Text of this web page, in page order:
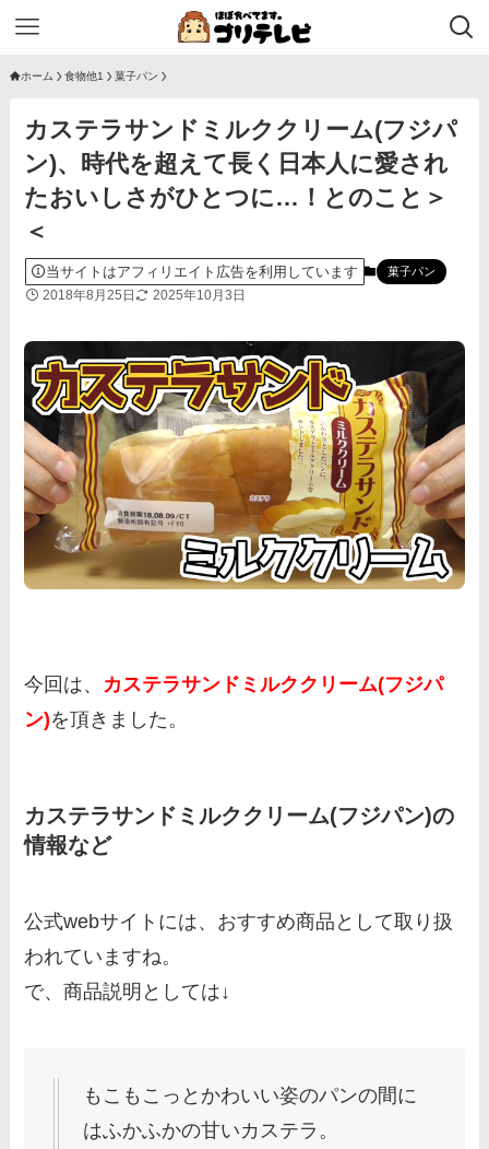
ホーム 食物他1 菓子パン
カステラサンドミルククリーム(フジパ
ン)、時代を超えて長く日本人に愛され
たおいしさがひとつに…！とのこと＞
＜
当サイトはアフィリエイト広告を利用しています 菓子パン
2018年8月25日 2025年10月3日
今回は、 カステラサンドミルククリーム(フジパ
ン)を頂きました。
カステラサンドミルククリーム(フジパン)の
情報など
公式webサイトには、おすすめ商品として取り扱
われていますね。
で、商品説明としては↓
もこもこっとかわいい姿のパンの間に
はふかふかの甘いカステラ。